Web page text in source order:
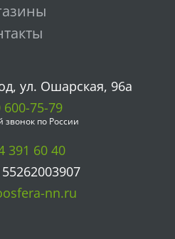
ул. Ошарская, 96а
600-75-79
звонок по России
391 60 40
nn.ru